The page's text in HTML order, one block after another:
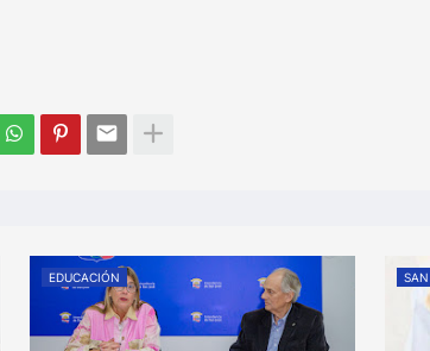
EDUCACIÓN